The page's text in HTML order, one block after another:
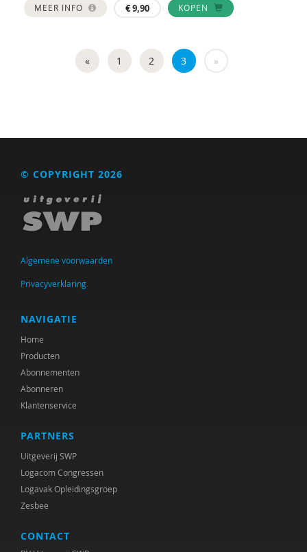
McKeique
PhD
Sardes
Sonja
Voorst van Beest, M. van
Daniël . Stuit
René .C. Hoksbergen
Erna ‘t Hart
Stephen A. Anderson
Ralph A. Brown
MEER INFO €9,90 KOPEN
« 1 2 3 »
© COPYRIGHT 2026
Algemene voorwaarden
Privacyverklaring
NAVIGATIE
Home
Producten
Abonnementen
Abonneren
Klantenservice
PARTNERS
Uitgeverij SWP
Logacom Congressen
Logavak Opleidingsgroep
Zesbee
CONTACT